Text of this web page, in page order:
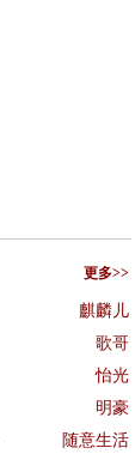
更多>>
麒麟儿
歌哥
怡光
明豪
随意生活